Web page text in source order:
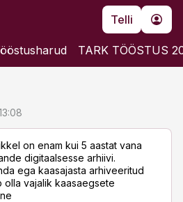
Telli
TARK TÖÖSTUS
on enam kui 5 aastat vana
digitaalsesse arhiivi.
ega kaasajasta arhiveeritud
olla vajalik kaasaegsete